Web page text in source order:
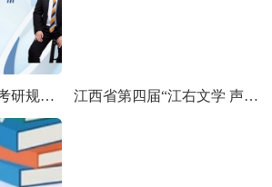
从起点到上岸 高效考研规划全攻略 专题讲座 江西省第四届“江右文学 声声不息”全省经典诵读活动开始啦！